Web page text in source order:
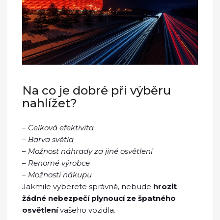
Na co je dobré při výběru
nahlížet?
– Celková efektivita
– Barva světla
– Možnost náhrady za jiné osvětlení
– Renomé výrobce
– Možnosti nákupu
Jakmile vyberete správně, nebude hrozit
žádné nebezpečí plynoucí ze špatného
osvětlenívašeho vozidla.